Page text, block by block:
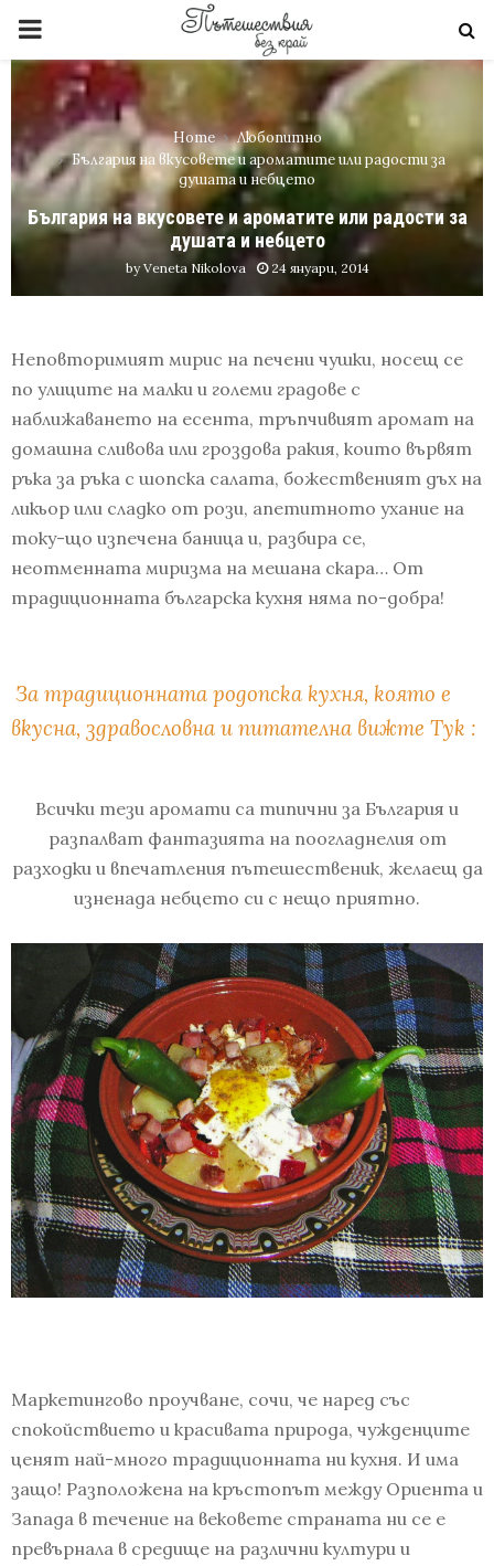
PRIMARY
MENU
Home
Любопитно
България на вкусовете и ароматите или радости за
душата и небцето
България на вкусовете и ароматите или радости за
душата и небцето
byVeneta Nikolova 24 януари, 2014
Неповторимият мирис на печени чушки, носещ се
по улиците на малки и големи градове с
наближаването на есента, тръпчивият аромат на
домашна сливова или гроздова ракия, които вървят
ръка за ръка с шопска салата, божественият дъх на
ликьор или сладко от рози, апетитното ухание на
току-що изпечена баница и, разбира се,
неотменната миризма на мешана скара… От
традиционната българска кухня няма по-добра!
За традиционната родопска кухня, която е
вкусна, здравословна и питателна вижте Тук :
Всички тези аромати са типични за България и
разпалват фантазията на поогладнелия от
разходки и впечатления пътешественик, желаещ да
изненада небцето си с нещо приятно.
Маркетингово проучване, сочи, че наред със
спокойствието и красивата природа, чужденците
ценят най-много традиционната ни кухня. И има
защо! Разположена на кръстопът между Ориента и
Запада в течение на вековете страната ни се е
превърнала в средище на различни култури и